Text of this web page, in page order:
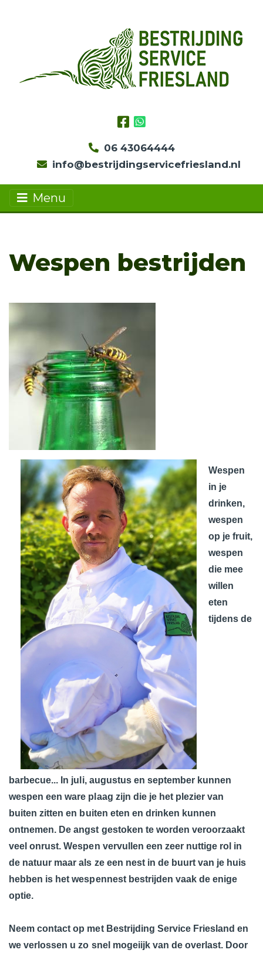
06 43064444
info@bestrijdingservicefriesland.nl
Menu
Wespen bestrijden
Wespen
in je
drinken,
wespen
op je fruit,
wespen
die mee
willen
eten
tijdens de
barbecue... In juli, augustus en september kunnen
wespen een ware plaag zijn die je het plezier van
buiten zitten en buiten eten en drinken kunnen
ontnemen. De angst gestoken te worden veroorzaakt
veel onrust. Wespen vervullen een zeer nuttige rol in
de natuur maar als ze een nest in de buurt van je huis
hebben is het wespennest bestrijden vaak de enige
optie.
Neem contact op met Bestrijding Service Friesland en
we verlossen u zo snel mogeiijk van de overlast. Door